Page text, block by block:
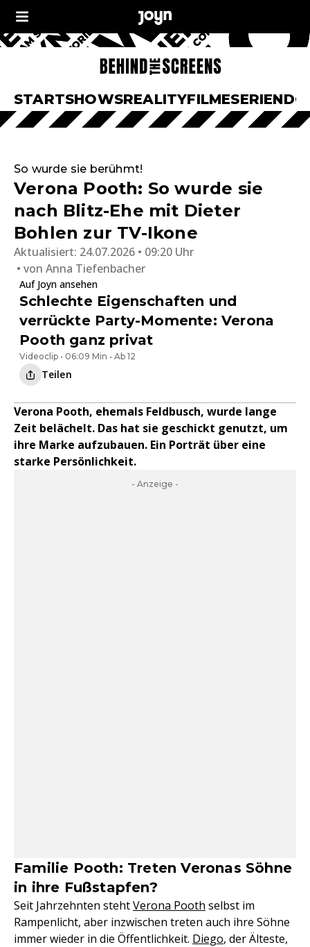
STARTSHOWSREALITYFILMESERIEN
So wurde sie berühmt!
Verona Pooth: So wurde sie
nach Blitz-Ehe mit Dieter
Bohlen zur TV-Ikone
Aktualisiert: 24.07.2026 • 09:20 Uhr
von Anna Tiefenbacher
Auf Joyn ansehen
Schlechte Eigenschaften und
verrückte Party-Momente: Verona
Pooth ganz privat
Videoclip • 06:09 Min • Ab 12
Teilen
Verona Pooth, ehemals Feldbusch, wurde lange
Zeit belächelt. Das hat sie geschickt genutzt, um
ihre Marke aufzubauen. Ein Porträt über eine
starke Persönlichkeit.
- Anzeige -
Familie Pooth: Treten Veronas Söhne
in ihre Fußstapfen?
Seit Jahrzehnten stehtVerona Pooth selbst im
Rampenlicht, aber inzwischen treten auch ihre Söhne
immer wieder in die Öffentlichkeit. Diego, der Älteste,